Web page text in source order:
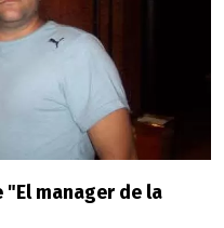
"El manager de la